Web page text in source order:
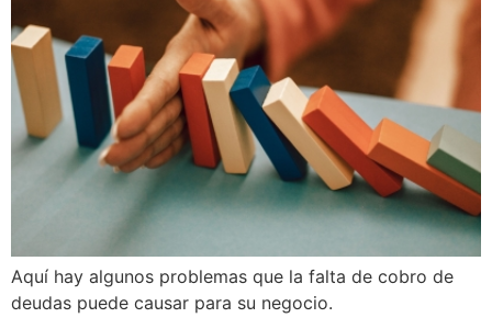
Aquí hay algunos problemas que la falta de cobro de
deudas puede causar para su negocio.